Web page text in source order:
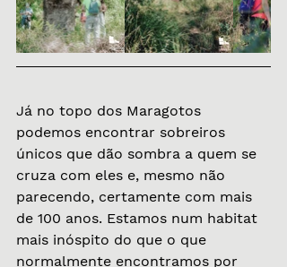
Já no topo dos Maragotos
podemos encontrar sobreiros
únicos que dão sombra a quem se
cruza com eles e, mesmo não
parecendo, certamente com mais
de 100 anos. Estamos num habitat
mais inóspito do que o que
normalmente encontramos por